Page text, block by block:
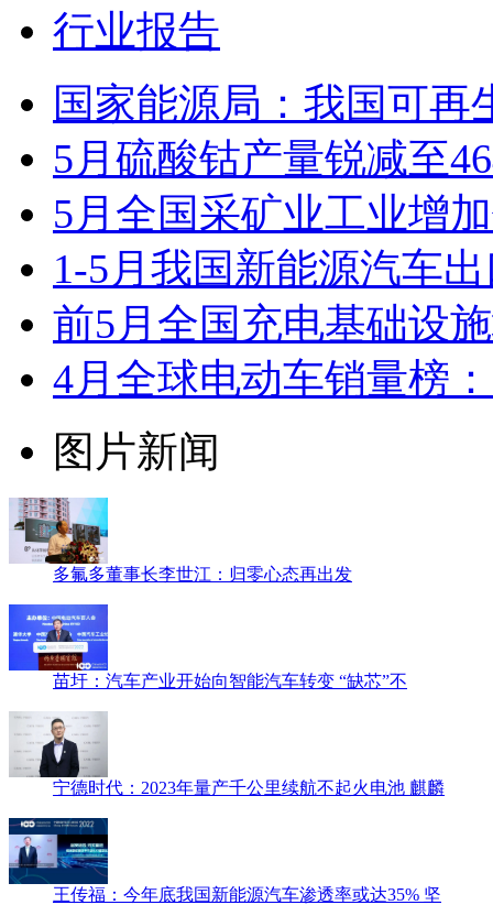
行业报告
国家能源局：我国可
5月硫酸钴产量锐减至
5月全国采矿业工业增
1-5月我国新能源汽车
前5月全国充电基础设
4月全球电动车销量榜
图片新闻
多氟多董事长李世江：归零心态再出发
苗圩：汽车产业开始向智能汽车转变 “缺芯”不
宁德时代：2023年量产千公里续航不起火电池 麒麟
王传福：今年底我国新能源汽车渗透率或达35% 坚